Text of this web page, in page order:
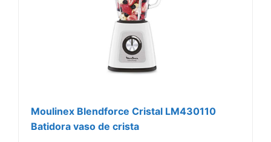
Moulinex Blendforce Cristal LM430110
Batidora vaso de crista